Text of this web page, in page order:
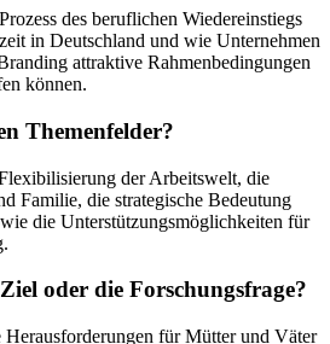
des beruflichen Wiedereinstiegs
in Deutschland und wie Unternehmen
attraktive Rahmenbedingungen
können.
Themenfelder?
der Arbeitswelt, die
Familie, die strategische Bedeutung
die Unterstützungsmöglichkeiten für
oder die Forschungsfrage?
Herausforderungen für Mütter und Väter